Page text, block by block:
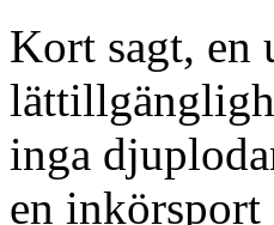
Kort sagt, en
inga
en inkörsport